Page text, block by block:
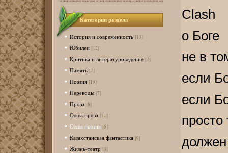
Категории раздела
История и современность [13]
Юбилеи [12]
Критика и литературоведение [7]
Память [7]
Поэзия [19]
Переводы [7]
Проза [8]
Олша проза [31]
Олша поэзия [5]
Казахстанская фантастика [9]
Жизнь-театр [3]
Clash
о Боге
не в
если
если